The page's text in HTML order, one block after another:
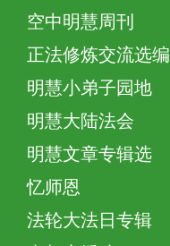
空中明慧周刊
正法修炼交流选编
明慧小弟子园地
明慧大陆法会
明慧文章专辑选
忆师恩
法轮大法日专辑